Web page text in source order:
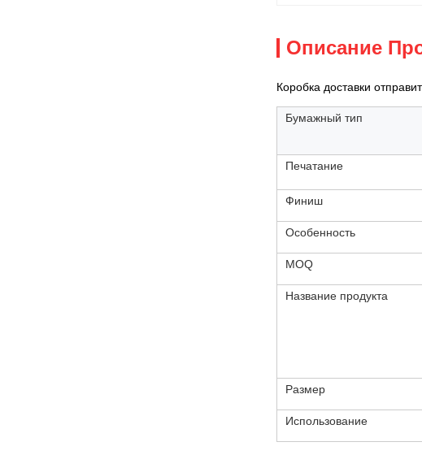
Описание
Коробка доставки
Бумажный тип
Печатание
Финиш
Особенность
MOQ
Название продукта
Размер
Использование